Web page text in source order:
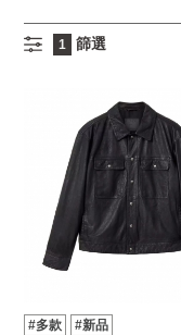
1 篩選
#多款
#新品